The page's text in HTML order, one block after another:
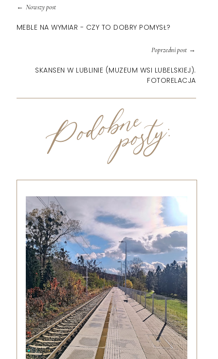
← Nowszy post
MEBLE NA WYMIAR - CZY TO DOBRY POMYSŁ?
Poprzedni post→
SKANSEN W LUBLINIE (MUZEUM WSI LUBELSKIEJ).
FOTORELACJA